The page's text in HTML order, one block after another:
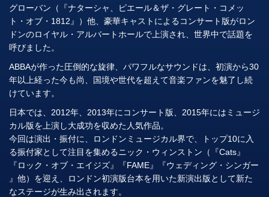
グローバン（『ナターシャ、ピエール＆ザ・グレート・コメッ
ト・オブ・1812』）他、豪華キャストによるコンサート版がロン
ドンのロイヤル・アルバートホールで上演され、世界中で話題を
呼びました。
ABBAが作った圧倒的な旋律、パワフルなサウンドは、初演から30
年以上経った今も尚、国境や世代を超えて音楽ファンを魅了し続
けています。
日本では、2012年、2013年にコンサート版、2015年にはミュージ
カル版を上演し大成功を収めた人気作品。
今回は演出・振付に、ロンドンミュージカル界で、トップ10に入
る振付家として注目を集めるニック・ウィンストン（『Cats』
『ロック・オブ・エイジズ』『FAME』『ウェディング・シンガー
』他）を迎え、ロンドン初演版台本を用いた新演出版として新た
なステージが生み出されます。